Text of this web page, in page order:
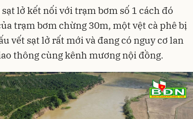
lở kết nối với trạm bơm số 1 cách đó
trạm bơm chừng 30m, một vệt cà phê bị
vết sạt lở rất mới và đang có nguy cơ lan
thông cùng kênh mương nội đồng.